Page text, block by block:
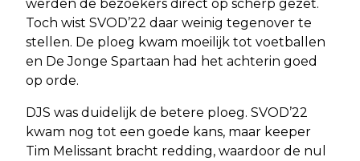
werden de bezoekers direct op scherp gezet.
Toch wist SVOD’22 daar weinig tegenover te
stellen. De ploeg kwam moeilijk tot voetballen
en De Jonge Spartaan had het achterin goed
op orde.
DJS was duidelijk de betere ploeg. SVOD’22
kwam nog tot een goede kans, maar keeper
Tim Melissant bracht redding, waardoor de nul